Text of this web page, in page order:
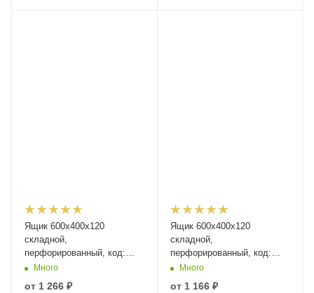
Ящик 600х400х120
складной,
перфорированный, код:
38572
Много
от 1 266 ₽
Ящик 600х400х120
складной,
перфорированный, код:
38570
Много
от 1 166 ₽